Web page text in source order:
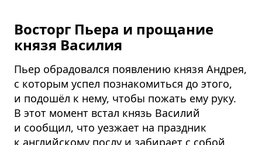
Восторг Пьера и прощание
князя Василия
Пьер обрадовался появлению князя Андрея,
с которым успел познакомиться до этого,
и подошёл к нему, чтобы пожать ему руку.
В этот момент встал князь Василий
и сообщил, что уезжает на праздник
к английскому послу и забирает с собой